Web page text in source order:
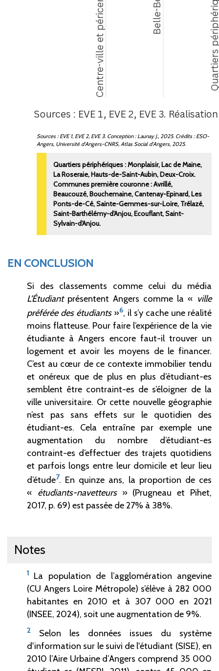
Sources : EVE 1, EVE 2, EVE 3. Conception : Launay J., 2025. Crédits : ESO-
Angers, Université d'Angers-CNRS, Atlas Social d'Angers, 2025.
Quartiers périphériques: Monplaisir, Lac de Maine,
La Roseraie, Hauts-de-Saint-Aubin, Deux-Croix.
Communes première couronne: Avrillé,
Beaucouzé, Bouchemaine, Cantenay-Epinard, Les
Ponts-de-Cé, Sainte-Gemmes-sur-Loire, Trélazé,
Saint-Barthélémy-d'Anjou, Ecouflant, Saint-
Sylvain-d'Anjou.
EN CONCLUSION
Si des classements comme celui du média
L’Étudiantprésentent Angers comme la « ville
préférée des étudiants »6, il s’y cache une réalité
moins flatteuse. Pour faire l’expérience de la vie
étudiante à Angers encore faut-il trouver un
logement et avoir les moyens de le financer.
C’est au cœur de ce contexte immobilier tendu
et onéreux que de plus en plus d’étudiant-es
semblent être contraint-es de s’éloigner de la
ville universitaire. Or cette nouvelle géographie
n’est pas sans effets sur le quotidien des
étudiant-es. Cela entraîne par exemple une
augmentation du nombre d’étudiant-es
contraint-es d’effectuer des trajets quotidiens
et parfois longs entre leur domicile et leur lieu
d’étude7. En quinze ans, la proportion de ces
« étudiants-navetteurs » (Prugneau et Pihet,
2017, p. 69) est passée de 27% à 38%.
Notes
1
La population de l’agglomération angevine
(CU Angers Loire Métropole) s’élève à 282 000
habitantes en 2010 et à 307 000 en 2021
(INSEE, 2024), soit une augmentation de 9%.
2
Selon les données issues du système
d'information sur le suivi de l'étudiant (SISE), en
2010 l’Aire Urbaine d’Angers comprend 35 000